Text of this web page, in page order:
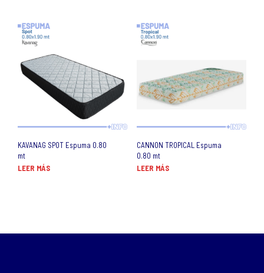
KAVANAG SPOT Espuma 0.80
mt
LEER MÁS
CANNON TROPICAL Espuma
0.80 mt
LEER MÁS